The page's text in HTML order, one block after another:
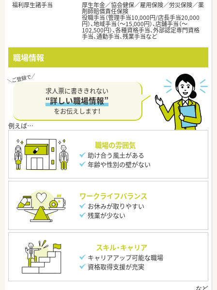
福利厚生諸手当
厚生年金／協会健保／雇用保険／労災保険／薬
剤師賠償責任保険
役職手当（管理手当10,000円/店長手当20,000
円）、地域手当（～15,000円）、店舗手当（～
102,500円）、各種資格手当、外部認定専門資格
手当、通勤手当、残業手当など
職場情報
求人票に書ききれない
“詳しい職場情報”
をお伝えします！
職場の雰囲気
助け合う風土がある
年齢や性別の壁がない
ワークライフバランス
お休みが取りやすい
残業が少ない
スキル・キャリア
キャリアアップ可能な職場
資格取得支援が充実